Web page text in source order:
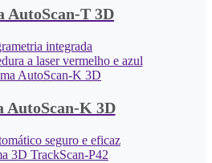
AutoScan-T 3D
integrada
a laser vermelho e azul
AutoScan-K 3D
seguro e eficaz